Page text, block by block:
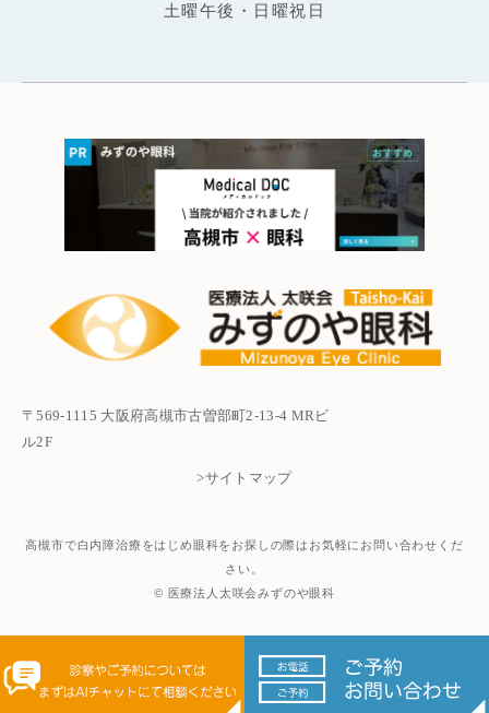
土曜午後・日曜祝日
〒569-1115 大阪府高槻市古曽部町2-13-4 MRビ
ル2F
>サイトマップ
高槻市で白内障治療をはじめ眼科をお探しの際はお気軽にお問い合わせくだ
さい。
© 医療法人太咲会みずのや眼科